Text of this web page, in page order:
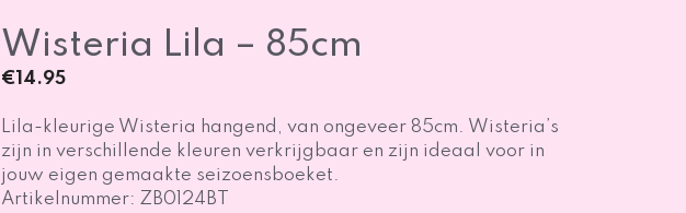
Wisteria Lila – 85cm
€14.95
Lila-kleurige Wisteria hangend, van ongeveer 85cm. Wisteria’s
zijn in verschillende kleuren verkrijgbaar en zijn ideaal voor in
jouw eigen gemaakte seizoensboeket.
Artikelnummer: ZB0124BT